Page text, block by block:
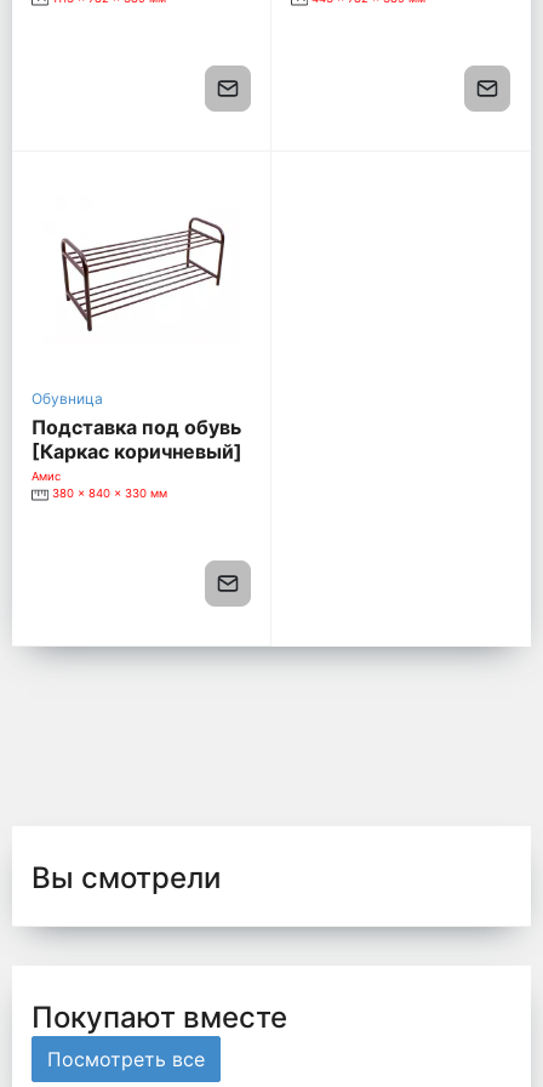
Обувница
Подставка под обувь
[Каркас коричневый]
Амис
380 x 840 x 330 мм
Вы смотрели
Покупают вместе
Посмотреть все